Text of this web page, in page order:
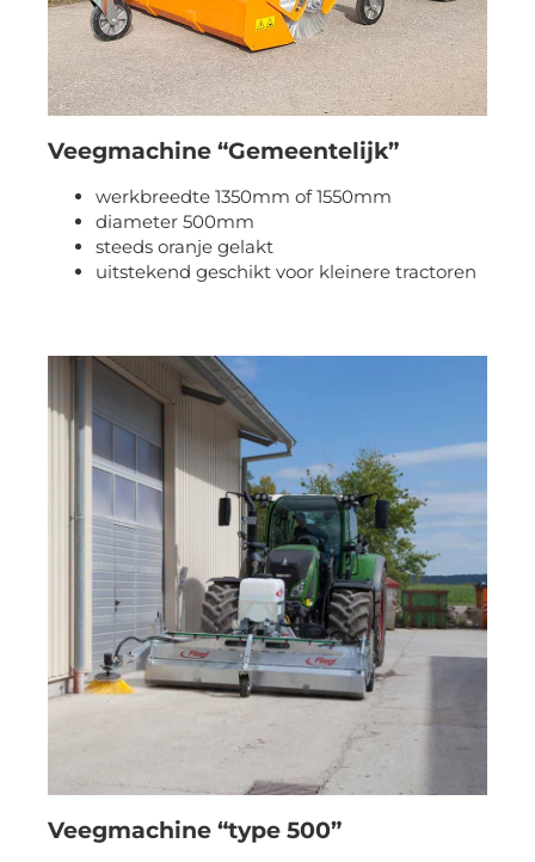
Veegmachine “Gemeentelijk”
werkbreedte 1350mm of 1550mm
diameter 500mm
steeds oranje gelakt
uitstekend geschikt voor kleinere tractoren
Veegmachine “type 500”